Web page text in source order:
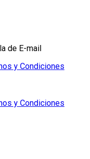
de E-mail
y Condiciones
y Condiciones